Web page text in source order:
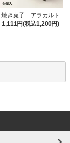
焼き菓子 アラカルト
1,111円(税込1,200円)